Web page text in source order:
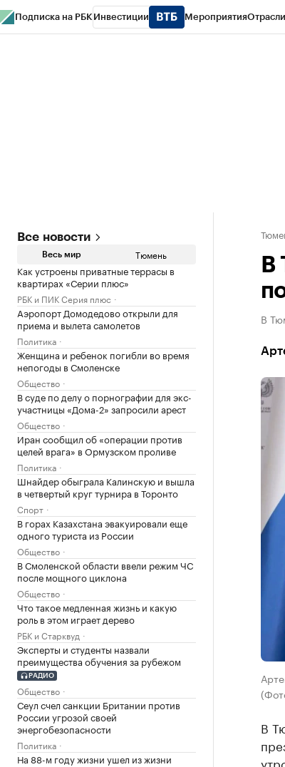
Подписка на РБК Инвестиции МероприятияОтрасли
Все новости
Весь мир Тюмень
Как устроены приватные террасы в
квартирах «Серии плюс»
РБК и ПИК Серия плюс
Аэропорт Домодедово открыли для
приема и вылета самолетов
Политика
Женщина и ребенок погибли во время
непогоды в Смоленске
Общество
В суде по делу о порнографии для экс-
участницы «Дома-2» запросили арест
Общество
Иран сообщил об «операции против
целей врага» в Ормузском проливе
Политика
Шнайдер обыграла Калинскую и вышла
в четвертый круг турнира в Торонто
Спорт
В горах Казахстана эвакуировали еще
одного туриста из России
Общество
В Смоленской области ввели режим ЧС
после мощного циклона
Общество
Что такое медленная жизнь и какую
роль в этом играет дерево
РБК и Старквуд
Эксперты и студенты назвали
преимущества обучения за рубежом
РАДИО
Общество
Сеул счел санкции Британии против
России угрозой своей
энергобезопасности
Политика
На 88-м году жизни ушел из жизни
В
В
В